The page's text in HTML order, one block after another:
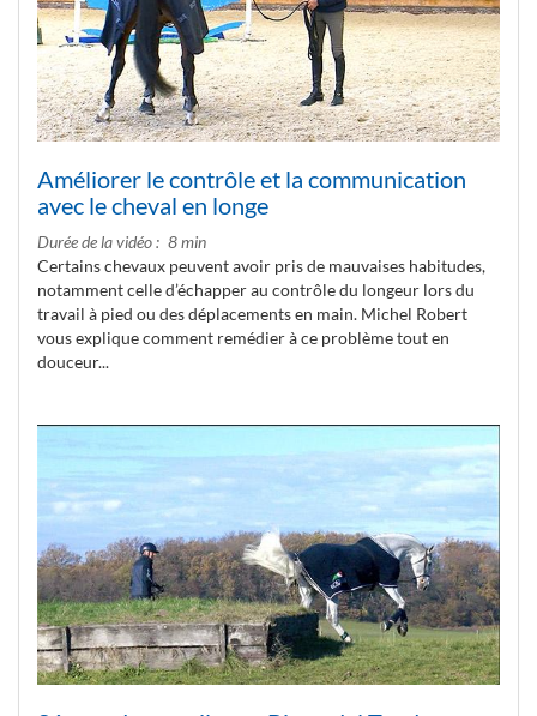
Améliorer le contrôle et la communication
avec le cheval en longe
Durée de la vidéo
8 min
Certains chevaux peuvent avoir pris de mauvaises habitudes,
notamment celle d’échapper au contrôle du longeur lors du
travail à pied ou des déplacements en main. Michel Robert
vous explique comment remédier à ce problème tout en
douceur...